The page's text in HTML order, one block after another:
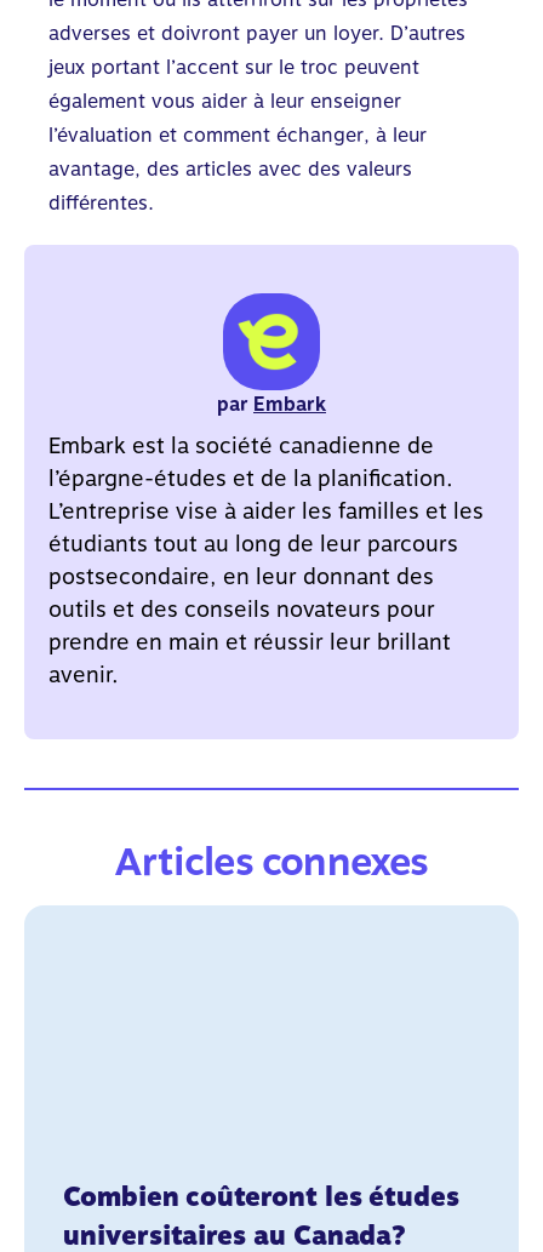
adverses et doivront payer un loyer. D’autres
jeux portant l’accent sur le troc peuvent
également vous aider à leur enseigner
l’évaluation et comment échanger, à leur
avantage, des articles avec des valeurs
différentes.
par Embark
Embark est la société canadienne de
l’épargne-études et de la planification.
L’entreprise vise à aider les familles et les
étudiants tout au long de leur parcours
postsecondaire, en leur donnant des
outils et des conseils novateurs pour
prendre en main et réussir leur brillant
avenir.
Articles connexes
Combien coûteront les études
universitaires au Canada?